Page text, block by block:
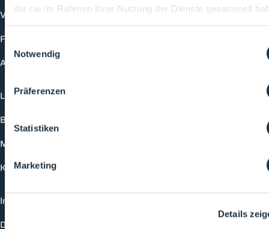
die sie im Rahmen Ihrer Nutzung der Dienste gesammelt
Einwilligungsauswahl
Notwendig
Präferenzen
Statistiken
Marketing
Details
Vorträge
Future-Faces
Academy
Login
Buchungsmöglichkeiten
Medienformate
Kontakt
Impressum
Datenschutzerklärung